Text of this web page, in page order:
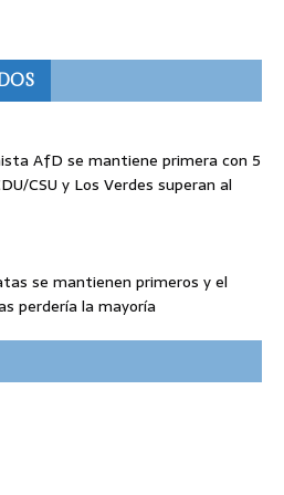
AfD se mantiene primera con 5
CSU y Los Verdes superan al
se mantienen primeros y el
perdería la mayoría